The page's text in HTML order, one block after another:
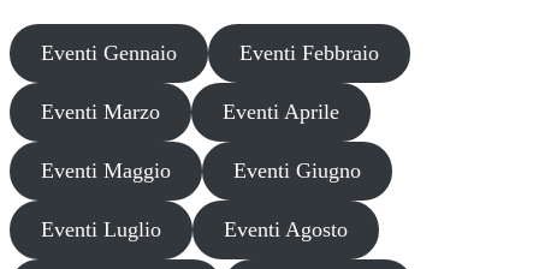
Eventi Gennaio Eventi Febbraio
Eventi Marzo Eventi Aprile
Eventi Maggio Eventi Giugno
Eventi Luglio Eventi Agosto